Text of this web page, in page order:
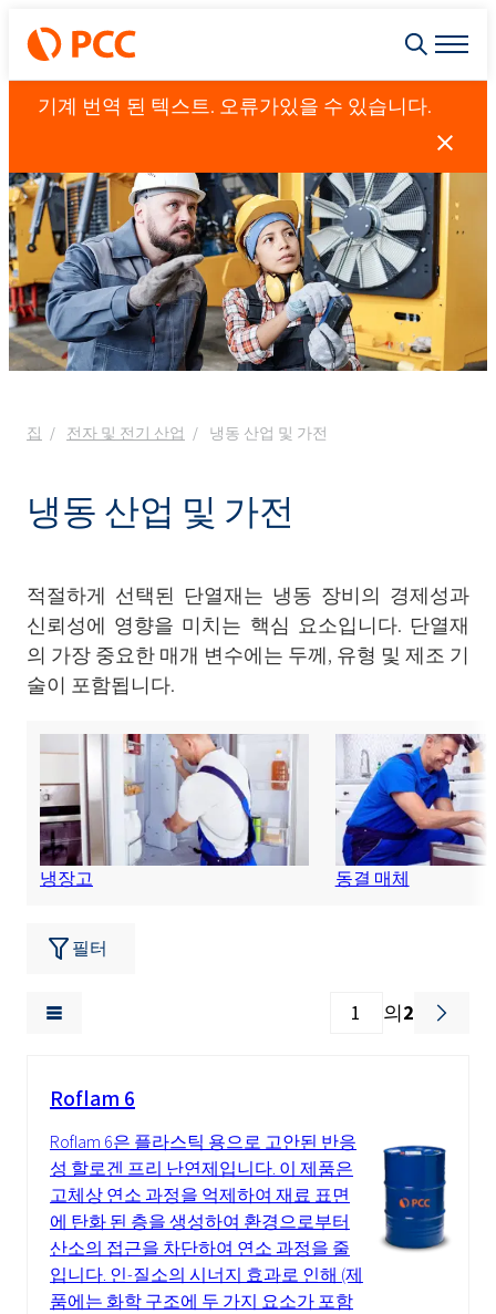
기계 번역 된 텍스트. 오류가있을 수 있습니다.
집 전자 및 전기 산업 냉동 산업 및 가전
냉동 산업 및 가전
적절하게 선택된 단열재는 냉동 장비의 경제성과
신뢰성에 영향을 미치는 핵심 요소입니다. 단열재
의 가장 중요한 매개 변수에는 두께, 유형 및 제조 기
술이 포함됩니다.
냉장고 동결 매체
필터
의2
Roflam 6
Roflam 6은 플라스틱 용으로 고안된 반응
성 할로겐 프리 난연제입니다. 이 제품은
고체상 연소 과정을 억제하여 재료 표면
에 탄화 된 층을 생성하여 환경으로부터
산소의 접근을 차단하여 연소 과정을 줄
입니다. 인-질소의 시너지 효과로 인해 (제
품에는 화학 구조에 두 가지 요소가 포함